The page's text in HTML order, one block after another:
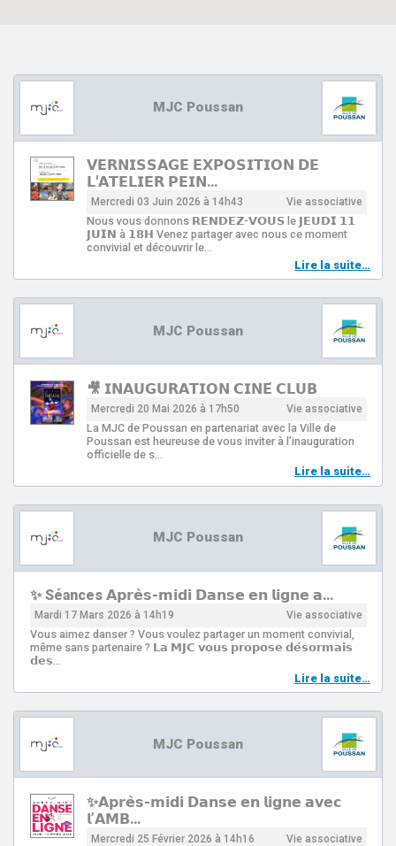
MJC Poussan
𝗩𝗘𝗥𝗡𝗜𝗦𝗦𝗔𝗚𝗘 𝗘𝗫𝗣𝗢𝗦𝗜𝗧𝗜𝗢𝗡 𝗗𝗘
𝗟'𝗔𝗧𝗘𝗟𝗜𝗘𝗥 𝗣𝗘𝗜𝗡…
Mercredi 03 Juin 2026 à 14h43 Vie associative
Nous vous donnons 𝗥𝗘𝗡𝗗𝗘𝗭-𝗩𝗢𝗨𝗦 le 𝗝𝗘𝗨𝗗𝗜 𝟭𝟭
𝗝𝗨𝗜𝗡 à 𝟭𝟴𝗛 Venez partager avec nous ce moment
convivial et découvrir le…
Lire la suite…
MJC Poussan
🎥 𝗜𝗡𝗔𝗨𝗚𝗨𝗥𝗔𝗧𝗜𝗢𝗡 𝗖𝗜𝗡𝗘́ 𝗖𝗟𝗨𝗕
Mercredi 20 Mai 2026 à 17h50 Vie associative
La MJC de Poussan en partenariat avec la Ville de
Poussan est heureuse de vous inviter à l’inauguration
officielle de s…
Lire la suite…
MJC Poussan
✨ Séances 𝗔𝗽𝗿𝗲̀𝘀-𝗺𝗶𝗱𝗶 𝗗𝗮𝗻𝘀𝗲 𝗲𝗻 𝗹𝗶𝗴𝗻𝗲 𝗮…
Mardi 17 Mars 2026 à 14h19 Vie associative
Vous aimez danser ? Vous voulez partager un moment convivial,
même sans partenaire ? 𝗟𝗮 𝗠𝗝𝗖 𝘃𝗼𝘂𝘀 𝗽𝗿𝗼𝗽𝗼𝘀𝗲 𝗱𝗲́𝘀𝗼𝗿𝗺𝗮𝗶𝘀
𝗱𝗲𝘀…
Lire la suite…
MJC Poussan
✨𝗔𝗽𝗿𝗲̀𝘀-𝗺𝗶𝗱𝗶 𝗗𝗮𝗻𝘀𝗲 𝗲𝗻 𝗹𝗶𝗴𝗻𝗲 𝗮𝘃𝗲𝗰
𝗹’𝗔𝗠𝗕…
Mercredi 25 Février 2026 à 14h16 Vie associative